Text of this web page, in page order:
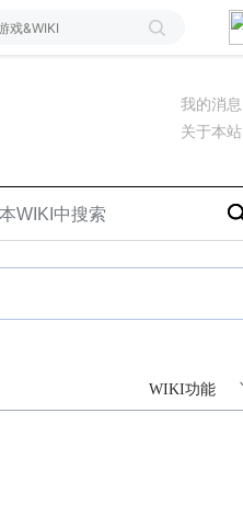
我的消息
关于本站
几次。
WIKI功能